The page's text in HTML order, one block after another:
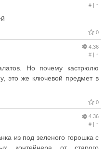
#| ↑
0
4.36
#| ↑
Но почему кастрюлю
это же ключевой предмет в
0
4.36
#| ↑
из под зеленого горошка с